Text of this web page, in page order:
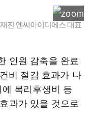
진 엔씨아이디에스 대표
인원 감축을 완료
비 절감 효과가 나
복리후생비 등
과가 있을 것으로